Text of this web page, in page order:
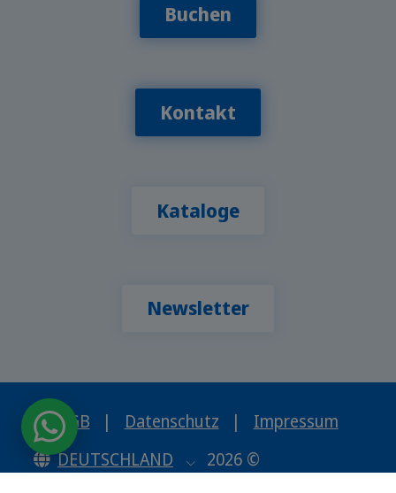
Buchen
Kontakt
Kataloge
Newsletter
AGB | Datenschutz |
Impressum
DEUTSCHLAND
2026 ©